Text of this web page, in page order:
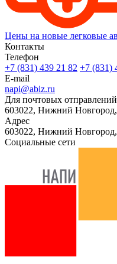
Цены на новые легковые
Контакты
Телефон
+7 (831) 439 21 82 +7 (831)
E-mail
napi@abiz.ru
Для почтовых отправлений
603022, Нижний Новгород,
Адрес
603022, Нижний Новгород,
Социальные сети